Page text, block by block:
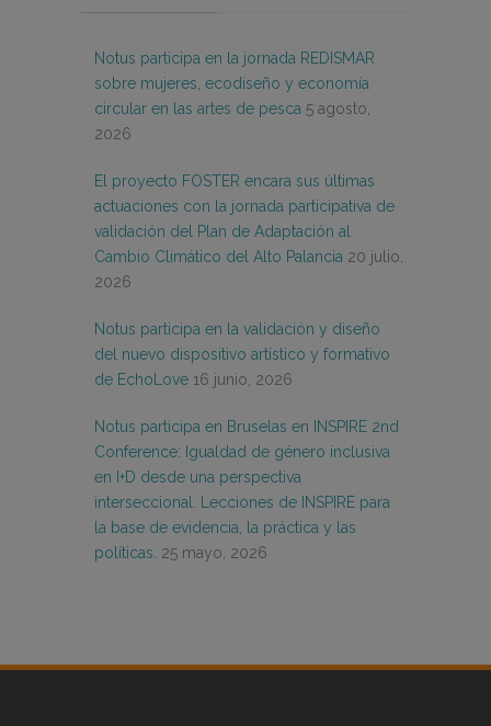
Notus participa en la jornada REDISMAR
sobre mujeres, ecodiseño y economía
circular en las artes de pesca 5 agosto,
2026
El proyecto FOSTER encara sus últimas
actuaciones con la jornada participativa de
validación del Plan de Adaptación al
Cambio Climático del Alto Palancia 20 julio,
2026
Notus participa en la validación y diseño
del nuevo dispositivo artístico y formativo
de EchoLove 16 junio, 2026
Notus participa en Bruselas en INSPIRE 2nd
Conference: Igualdad de género inclusiva
en I+D desde una perspectiva
interseccional. Lecciones de INSPIRE para
la base de evidencia, la práctica y las
políticas. 25 mayo, 2026